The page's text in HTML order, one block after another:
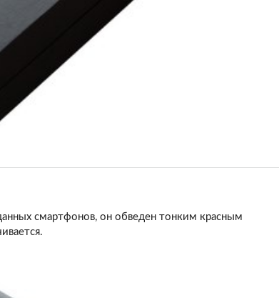
смартфонов, он обведен тонким красным